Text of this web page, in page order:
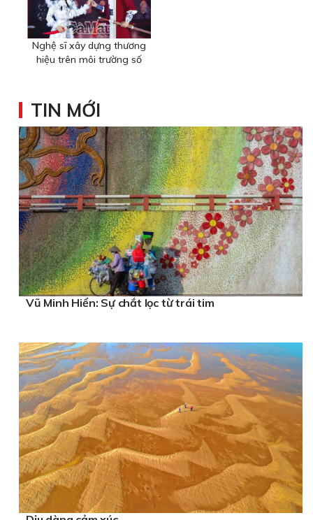
Nghệ sĩ xây dựng thương
hiệu trên môi trường số
TIN MỚI
Vũ Minh Hiển: Sự chắt lọc từ trái tim